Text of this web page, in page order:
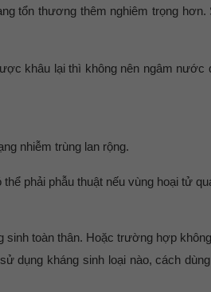
tổn thương thêm nghiêm trọng hơn.
khâu lại thì không nên ngâm nước
nhiễm trùng lan rộng.
phải phẫu thuật nếu vùng hoại tử
toàn thân. Hoặc trường hợp
dụng kháng sinh loại nào, cách